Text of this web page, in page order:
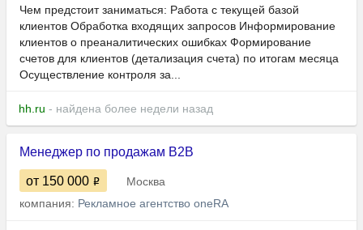
Чем предстоит заниматься: Работа с текущей базой
клиентов Обработка входящих запросов Информирование
клиентов о преаналитических ошибках Формирование
счетов для клиентов (детализация счета) по итогам месяца
Осуществление контроля за...
hh.ru - найдена более недели назад
Менеджер по продажам B2B
от 150 000
Москва
компания: Рекламное агентство oneRA